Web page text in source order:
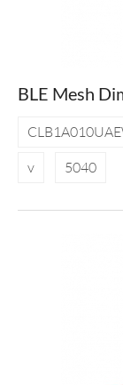
BLE Mesh
v
5040